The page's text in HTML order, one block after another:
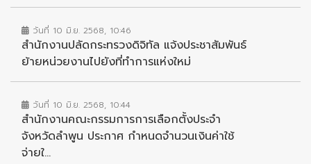
วันที่ 10 มิ.ย. 2568, 10:46
สำนักงานปลัดกระทรวงดิจิทัล แจ้งประชาสัมพันธ์
ย้ายหน่วยงานไปยังที่ทำการแห่งใหม่
วันที่ 10 มิ.ย. 2568, 10:44
สำนักงานคณะกรรมการการเลือกตั้งประจำ
จังหวัดลำพูน ประกาศ กำหนดจำนวนเงินค่าใช้
จ่ายใ...